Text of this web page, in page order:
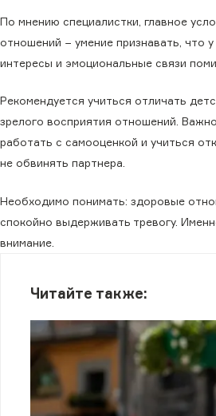
По мнению специалистки, главное
отношений − умение признавать, что
интересы и эмоциональные связи
Рекомендуется учиться отличать
зрелого восприятия отношений.
работать с самооценкой и учиться
не обвинять партнера.
Необходимо понимать: здоровые
спокойно выдерживать тревогу.
внимание.
Читайте также: